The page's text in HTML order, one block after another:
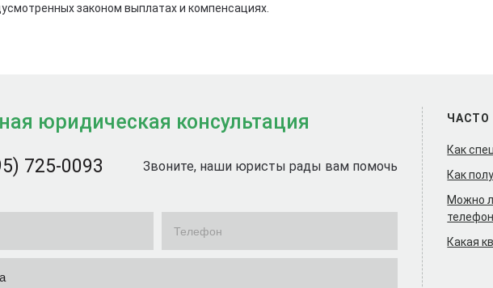
законом выплатах и компенсациях.
юридическая консультация
725-0093 Звоните, наши юристы рады вам помочь
ЧАСТО
Как
Как
Можно
Какая